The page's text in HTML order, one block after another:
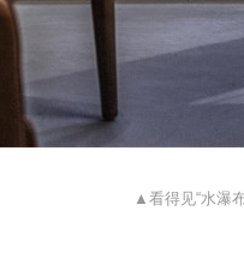
▲看得见“水瀑